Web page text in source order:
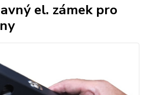
el. zámek pro